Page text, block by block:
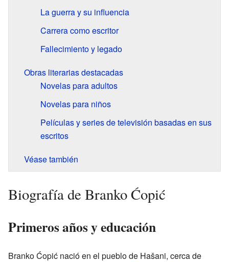
La guerra y su influencia
Carrera como escritor
Fallecimiento y legado
Obras literarias destacadas
Novelas para adultos
Novelas para niños
Películas y series de televisión basadas en sus
escritos
Véase también
Biografía de Branko Ćopić
Primeros años y educación
Branko Ćopić nació en el pueblo de Hašani, cerca de